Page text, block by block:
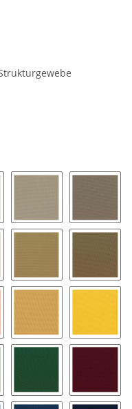
44 74
54 64
35 25
28 53